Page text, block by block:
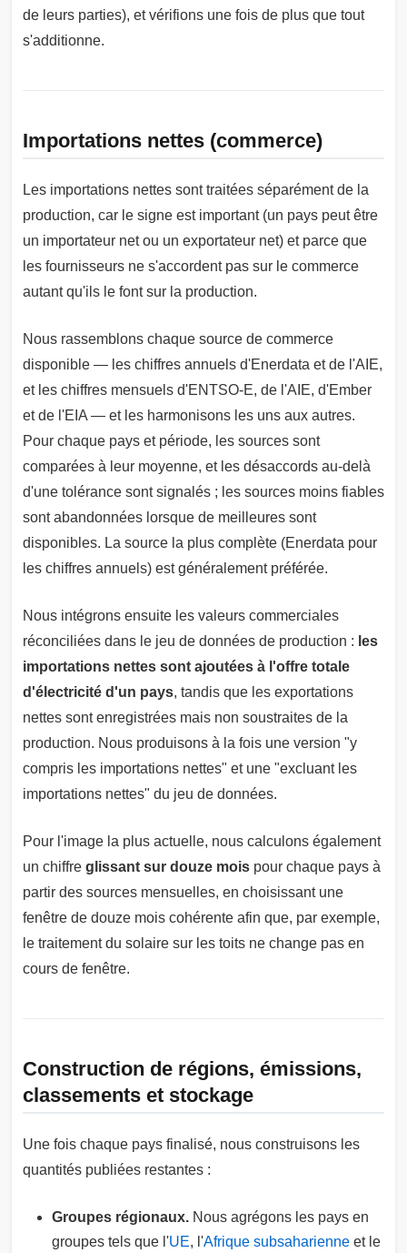
de leurs parties), et vérifions une fois de plus que tout
s'additionne.
Importations nettes (commerce)
Les importations nettes sont traitées séparément de la
production, car le signe est important (un pays peut être
un importateur net ou un exportateur net) et parce que
les fournisseurs ne s'accordent pas sur le commerce
autant qu'ils le font sur la production.
Nous rassemblons chaque source de commerce
disponible — les chiffres annuels d'Enerdata et de l'AIE,
et les chiffres mensuels d'ENTSO-E, de l'AIE, d'Ember
et de l'EIA — et les harmonisons les uns aux autres.
Pour chaque pays et période, les sources sont
comparées à leur moyenne, et les désaccords au-delà
d'une tolérance sont signalés ; les sources moins fiables
sont abandonnées lorsque de meilleures sont
disponibles. La source la plus complète (Enerdata pour
les chiffres annuels) est généralement préférée.
Nous intégrons ensuite les valeurs commerciales
réconciliées dans le jeu de données de production : les
importations nettes sont ajoutées à l'offre totale
d'électricité d'un pays, tandis que les exportations
nettes sont enregistrées mais non soustraites de la
production. Nous produisons à la fois une version "y
compris les importations nettes" et une "excluant les
importations nettes" du jeu de données.
Pour l'image la plus actuelle, nous calculons également
un chiffre glissant sur douze mois pour chaque pays à
partir des sources mensuelles, en choisissant une
fenêtre de douze mois cohérente afin que, par exemple,
le traitement du solaire sur les toits ne change pas en
cours de fenêtre.
Construction de régions, émissions,
classements et stockage
Une fois chaque pays finalisé, nous construisons les
quantités publiées restantes :
Groupes régionaux. Nous agrégons les pays en
groupes tels que l'UE, l'Afrique subsaharienne et le